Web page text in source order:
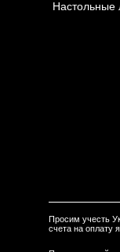
Просим учесть
счета на оплату